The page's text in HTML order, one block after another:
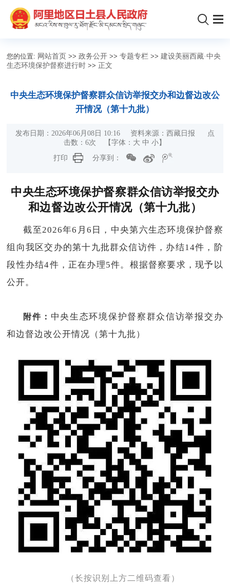
您的位置: 网站首页 >>政务公开 >>专题专栏 >>建设美丽西藏·中央
生态环境保护督察进行时 >> 正文
中央生态环境保护督察群众信访举报交办和边督边改公
开情况（第十九批）
发布日期：2026年06月08日 10:16 资料来源：西藏日报 点
击数：6次 【字体： 大 中 小 】
打印
分享到：
中央生态环境保护督察群众信访举报交办
和边督边改公开情况（第十九批）
截至2026年6月6日，中央第六生态环境保护督察
组向我区交办的第十九批群众信访件，办结14件，阶
段性办结4件，正在办理5件。根据督察要求，现予以
公开。
附件： 中央生态环境保护督察群众信访举报交办
和边督边改公开情况（第十九批）
（长按识别上方二维码查看）